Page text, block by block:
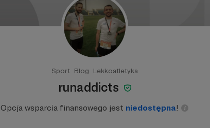
Sport Blog Lekkoatletyka
runaddicts
Opcja wsparcia finansowego jest niedostępna!